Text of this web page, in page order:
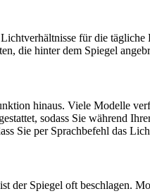
für die
die hinter dem Spiegel
hinaus. Viele Modelle
sodass Sie während
Sie per Sprachbefehl das
der Spiegel oft beschlagen.